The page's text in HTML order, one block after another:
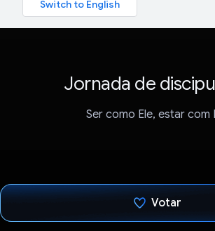
Jornada de
Ser como Ele, estar com
Votar